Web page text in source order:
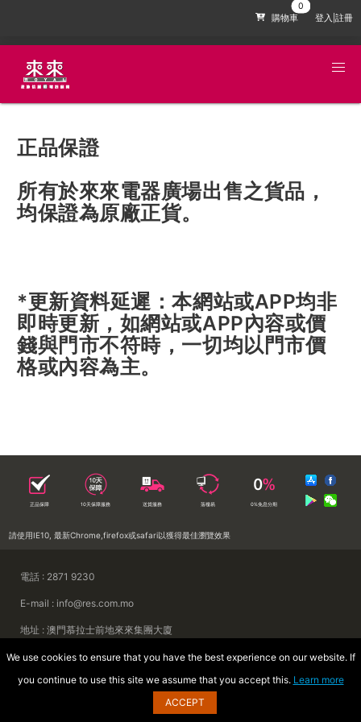
購物車 登入|註冊
正品保證
所有於來來電器廣場出售之貨品，
均保證為原廠正貨。
*更新資料延遲：本網站或APP均非
即時更新，如網站或APP內容或價
錢與門市不符時，一切均以門市價
格或內容為主。
正品保障 10天保障服務 送貨服務 落樓易 0%免息分期
請使用IE10, 最新Chrome,firefox或safari以獲得最佳瀏覽效果
電話 : 2871 9230
E-mail : info@res.com.mo
地址 : 澳門慕拉士前地來來集團大廈
Copyright © 2026 澳門來來電器廣場
We use cookies to ensure that you have the best experience on our website. If
you continue to use this site we assume that you accept this. Learn more
ACCEPT